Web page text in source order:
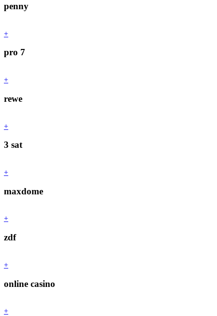
penny
+
pro 7
+
rewe
+
3 sat
+
maxdome
+
zdf
+
online casino
+